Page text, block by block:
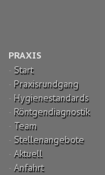
PRAXIS
- Start
- Praxisrundgang
- Hygienestandards
- Röntgendiagnostik
- Team
- Stellenangebote
- Aktuell
- Anfahrt